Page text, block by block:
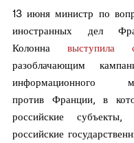
13 июня министр по
иностранных дел
Колонна выступила
разоблачающим
информационного
против Франции, в
российские
российские